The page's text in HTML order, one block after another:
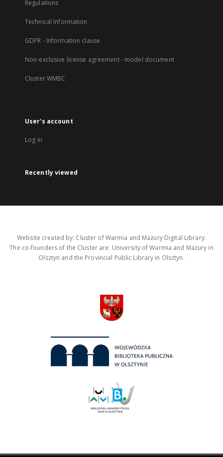
Regulations
Technical Information
GDPR - Information clause
Non-exclusive license agreement - model document
Cluster WMBC
User's account
Log in
Recently viewed
Website created by: Cluster of Warmia and Mazury Digital Library.
The co-founders of the Cluster are: University of Warmia and Mazury in
Olsztyn and the Provincial Public Library in Olsztyn.